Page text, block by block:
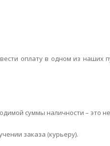
оплату в одном из наших
суммы наличности – это
заказа (курьеру).